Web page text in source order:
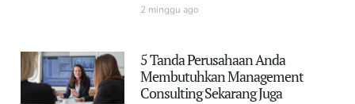
2 minggu ago
5 Tanda Perusahaan Anda
Membutuhkan Management
Consulting Sekarang Juga